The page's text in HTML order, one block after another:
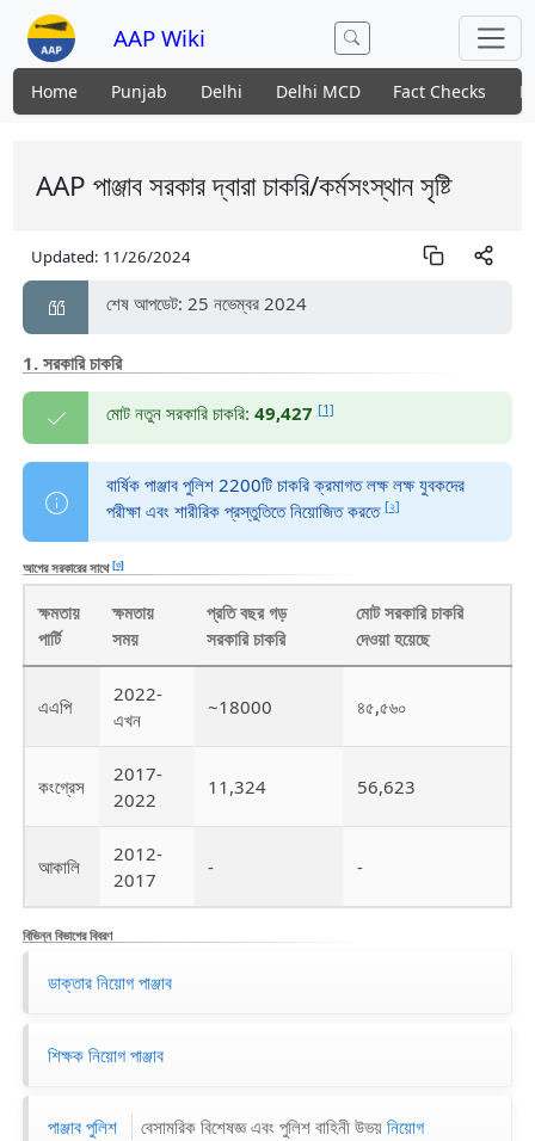
AAP Wiki
Home Punjab Delhi Delhi MCD Fact Checks
AAP পাঞ্জাব সরকার দ্বারা চাকরি/কর্মসংস্থান সৃষ্টি
Updated: 11/26/2024
শেষ আপডেট: 25 নভেম্বর 2024
1. সরকারি চাকরি
মোট নতুন সরকারি চাকরি: 49,427 [1]
বার্ষিক পাঞ্জাব পুলিশ 2200টি চাকরি ক্রমাগত লক্ষ লক্ষ যুবকদের
পরীক্ষা এবং শারীরিক প্রস্তুতিতে নিয়োজিত করতে[২]
আগের সরকারের সাথে[৩]
ক্ষমতায়
পার্টি
ক্ষমতায়
সময়
প্রতি বছর গড়
সরকারি চাকরি
মোট সরকারি চাকরি
দেওয়া হয়েছে
এএপি
2022-
এখন
~18000 ৪৫,৫৬০
কংগ্রেস
2017-
2022
11,324 56,623
আকালি
2012-
2017
- -
বিভিন্ন বিভাগের বিবরণ
ডাক্তার নিয়োগ পাঞ্জাব
শিক্ষক নিয়োগ পাঞ্জাব
পাঞ্জাব পুলিশ বেসামরিক বিশেষজ্ঞ এবং পুলিশ বাহিনী উভয় নিয়োগ